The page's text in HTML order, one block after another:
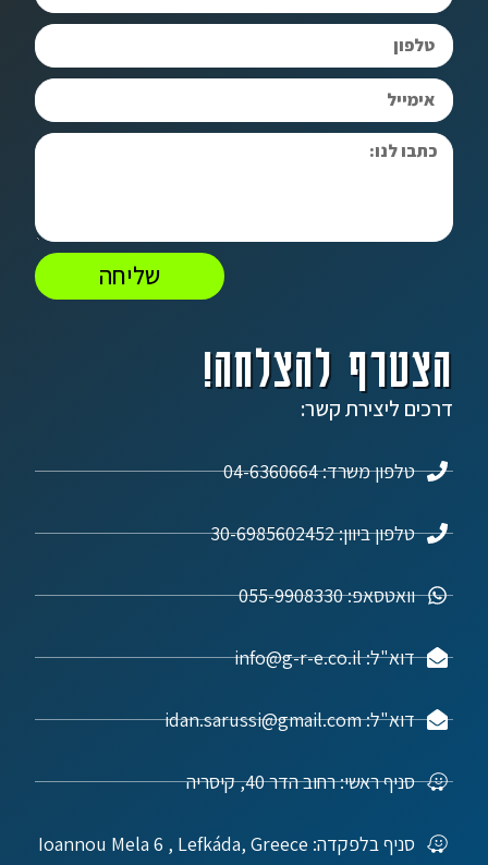
הצטרף להצלחה!
דרכים ליצירת קשר:
טלפון משרד: 04-6360664
טלפון ביוון: 30-6985602452
וואטסאפ: 055-9908330
דוא"ל: info@g-r-e.co.il
דוא"ל: idan.sarussi@gmail.com
סניף ראשי: רחוב הדר 40, קיסריה
סניף בלפקדה: Ioannou Mela 6 , Lefkáda, Greece
שליחה